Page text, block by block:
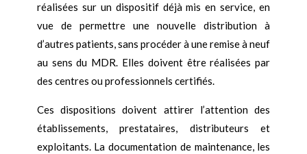
réalisées sur un dispositif déjà mis en service, en
vue de permettre une nouvelle distribution à
d’autres patients, sans procéder à une remise à neuf
au sens du MDR. Elles doivent être réalisées par
des centres ou professionnels certifiés.
Ces dispositions doivent attirer l’attention des
établissements, prestataires, distributeurs et
exploitants. La documentation de maintenance, les